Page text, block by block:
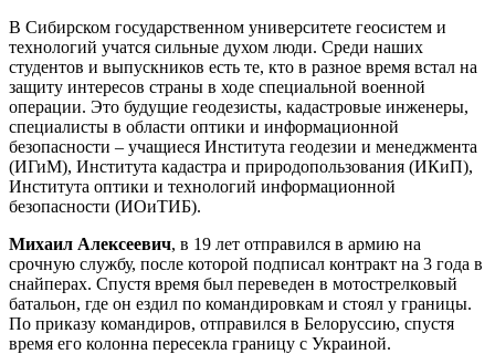
В Сибирском государственном университете геосистем и
технологий учатся сильные духом люди. Среди наших
студентов и выпускников есть те, кто в разное время встал на
защиту интересов страны в ходе специальной военной
операции. Это будущие геодезисты, кадастровые инженеры,
специалисты в области оптики и информационной
безопасности – учащиеся Института геодезии и менеджмента
(ИГиМ), Института кадастра и природопользования (ИКиП),
Института оптики и технологий информационной
безопасности (ИОиТИБ).
Михаил Алексеевич, в 19 лет отправился в армию на
срочную службу, после которой подписал контракт на 3 года в
снайперах. Спустя время был переведен в мотострелковый
батальон, где он ездил по командировкам и стоял у границы.
По приказу командиров, отправился в Белоруссию, спустя
время его колонна пересекла границу с Украиной.